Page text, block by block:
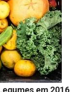
em 2016